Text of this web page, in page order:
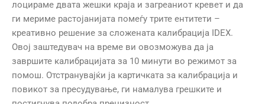
лоцираме двата жешки краја и загреаниот кревет и да
ги мериме растојанијата помеѓу трите ентитети –
креативно решение за сложената калибрација IDEX.
Овој заштедувач на време ви овозможува да ја
завршите калибрацијата за 10 минути во режимот за
помош. Отстранувајќи ја картичката за калибрација и
повикот за пресудување, ги намалува грешките и